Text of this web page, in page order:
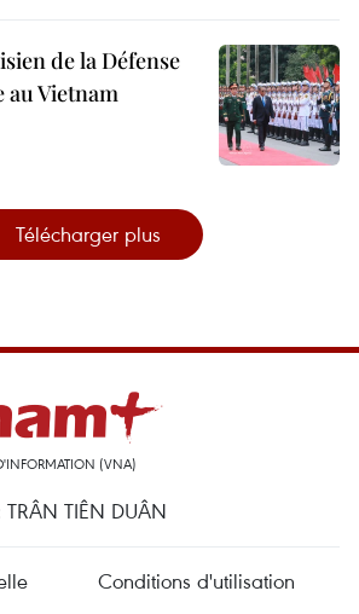
de la Défense
au Vietnam
Télécharger plus
(VNA)
TIÊN DUÂN
Conditions d'utilisation